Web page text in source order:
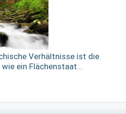
Verhältnisse ist die
ein Flächenstaat...